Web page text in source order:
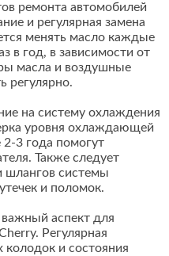
ремонта автомобилей
и регулярная замена
менять масло каждые
в год, в зависимости от
масла и воздушные
регулярно.
на систему охлаждения
уровня охлаждающей
3 года помогут
Также следует
шлангов системы
и поломок.
аспект для
Регулярная
и состояния